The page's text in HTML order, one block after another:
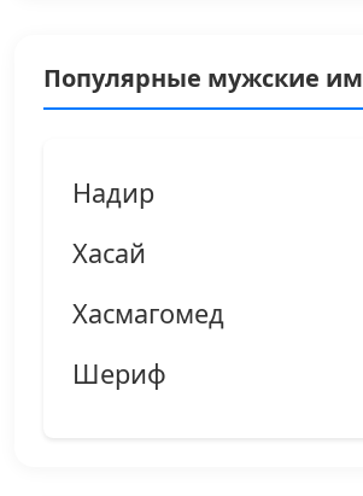
Популярные мужские
Надир
Хасай
Хасмагомед
Шериф